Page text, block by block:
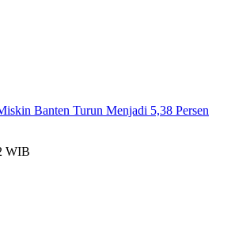
Banten Turun Menjadi 5,38 Persen
WIB